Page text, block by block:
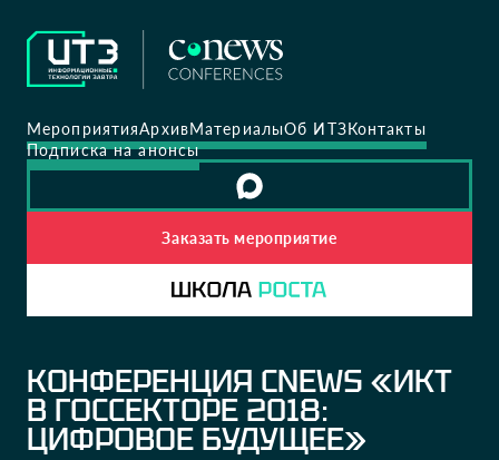
МероприятияАрхивМатериалыОб ИТЗКонтакты
Подписка на анонсы
Заказать мероприятие
КОНФЕРЕНЦИЯ CNEWS «ИКТ
В ГОССЕКТОРЕ 2018:
ЦИФРОВОЕ БУДУЩЕЕ»